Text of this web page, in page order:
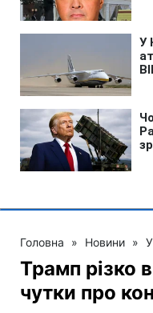
Головна » Новини »
Трамп різко
чутки про